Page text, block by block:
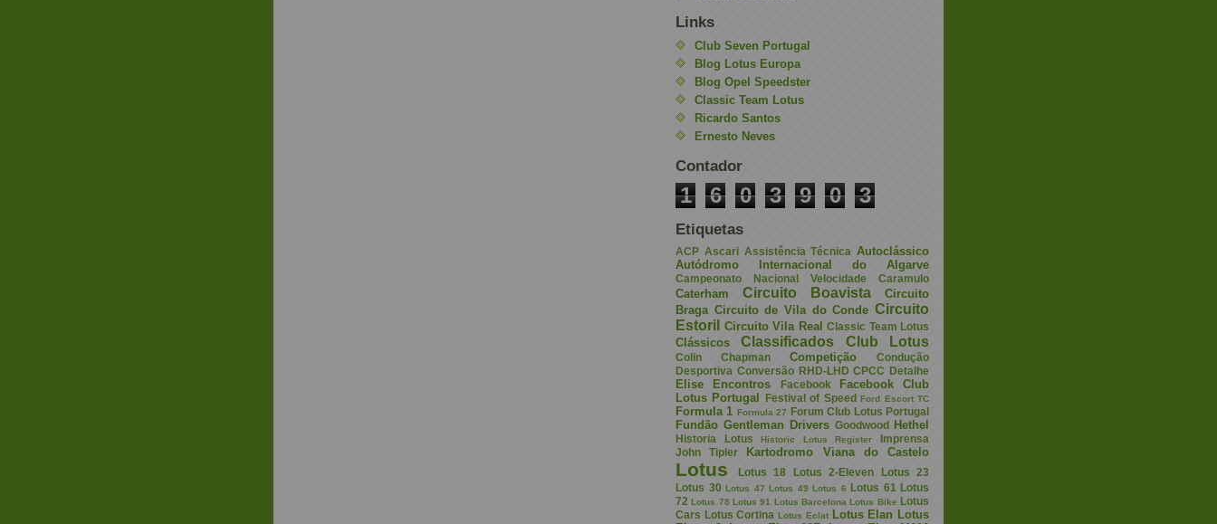
Links
Club Seven Portugal
Blog Lotus Europa
Blog Opel Speedster
Classic Team Lotus
Ricardo Santos
Ernesto Neves
Contador
1 6 0 3 9 0 3
Etiquetas
ACP Ascari Assistência Técnica Autoclássico
Autódromo Internacional do Algarve
Campeonato Nacional Velocidade Caramulo
Caterham Circuito Boavista
Circuito
Braga Circuito de Vila do Conde Circuito
Estoril Circuito Vila Real Classic Team Lotus
Clássicos Classificados Club Lotus
Colin Chapman Competição
Condução
Desportiva Conversão RHD-LHD CPCC Detalhe
Elise Encontros Facebook
Facebook Club
Lotus Portugal
Festival of Speed Ford Escort TC
Formula 1 Formula 27 Forum Club Lotus Portugal
Fundão Gentleman Drivers Goodwood Hethel
Historia Lotus Historic Lotus Register
Imprensa
John Tipler
Kartodromo Viana do Castelo
Lotus Lotus 18 Lotus 2-Eleven
Lotus 23
Lotus 30 Lotus 47 Lotus 49 Lotus 6 Lotus 61
Lotus
72 Lotus 78 Lotus 91 Lotus Barcelona Lotus Bike
Lotus
Cars
Lotus Cortina Lotus Eclat Lotus Elan Lotus